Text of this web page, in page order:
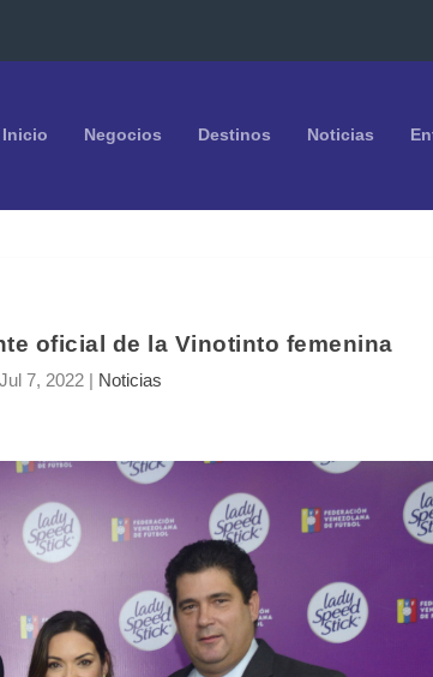
Inicio Negocios Destinos Noticias
oficial de la Vinotinto femenina
Jul 7, 2022 | Noticias